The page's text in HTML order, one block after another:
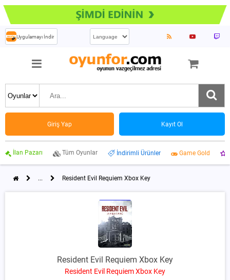
Uygulamayı İndir
Giriş Yap Kayıt Ol
İlan Pazarı Tüm Oyunlar İndirimli Ürünler Game Gold
... Resident Evil Requiem Xbox Key
Resident Evil Requiem Xbox Key
Resident Evil Requiem Xbox Key